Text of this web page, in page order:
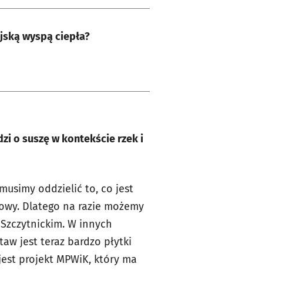
wyspą ciepła?
o suszę w kontekście rzek i
oddzielić to, co jest
Dlatego na razie możemy
W innych
jest teraz bardzo płytki
projekt MPWiK, który ma